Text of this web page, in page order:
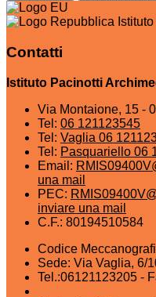
Contatti
Istituto Pacinotti
Via Montaione, 15 -
Tel: 06 121123545
Tel: Vaglia 06
Tel: Pasquariello 06
Email:
una mail
PEC:
inviare una mail
C.F.: 80194510584
Codice
Sede: Via Vaglia, 6/
Tel.:06121123205 -